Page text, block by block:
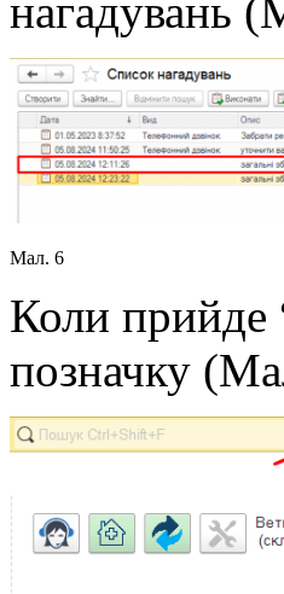
нагадувань
Мал. 6
Коли прийде
позначку